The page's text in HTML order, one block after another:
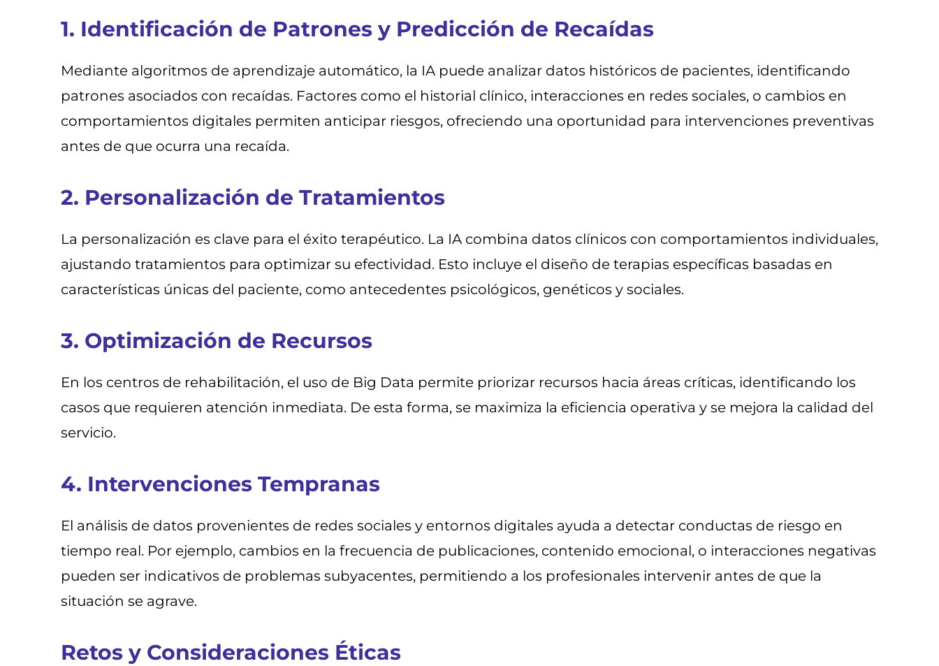
1. Identificación de Patrones y Predicción de Recaídas
Mediante algoritmos de aprendizaje automático, la IA puede analizar datos históricos de pacientes, identificando
patrones asociados con recaídas. Factores como el historial clínico, interacciones en redes sociales, o cambios en
comportamientos digitales permiten anticipar riesgos, ofreciendo una oportunidad para intervenciones preventivas
antes de que ocurra una recaída.
2. Personalización de Tratamientos
La personalización es clave para el éxito terapéutico. La IA combina datos clínicos con comportamientos individuales,
ajustando tratamientos para optimizar su efectividad. Esto incluye el diseño de terapias específicas basadas en
características únicas del paciente, como antecedentes psicológicos, genéticos y sociales.
3. Optimización de Recursos
En los centros de rehabilitación, el uso de Big Data permite priorizar recursos hacia áreas críticas, identificando los
casos que requieren atención inmediata. De esta forma, se maximiza la eficiencia operativa y se mejora la calidad del
servicio.
4. Intervenciones Tempranas
El análisis de datos provenientes de redes sociales y entornos digitales ayuda a detectar conductas de riesgo en
tiempo real. Por ejemplo, cambios en la frecuencia de publicaciones, contenido emocional, o interacciones negativas
pueden ser indicativos de problemas subyacentes, permitiendo a los profesionales intervenir antes de que la
situación se agrave.
Retos y Consideraciones Éticas